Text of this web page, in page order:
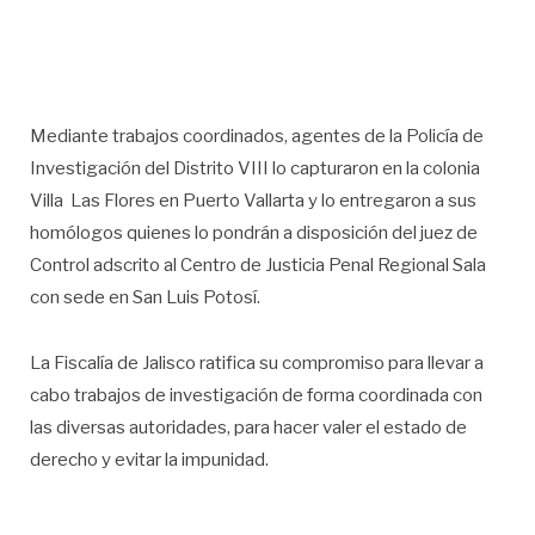
Mediante trabajos coordinados, agentes de la Policía de
Investigación del Distrito VIII lo capturaron en la colonia
Villa Las Flores en Puerto Vallarta y lo entregaron a sus
homólogos quienes lo pondrán a disposición del juez de
Control adscrito al Centro de Justicia Penal Regional Sala
con sede en San Luis Potosí.
La Fiscalía de Jalisco ratifica su compromiso para llevar a
cabo trabajos de investigación de forma coordinada con
las diversas autoridades, para hacer valer el estado de
derecho y evitar la impunidad.